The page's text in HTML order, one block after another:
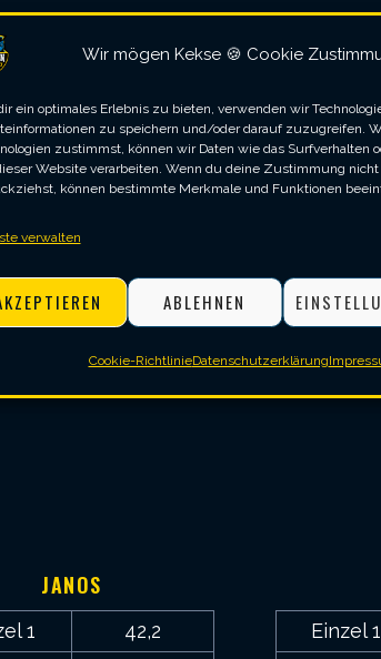
Wir mögen Kekse 🍪 Cookie
ein optimales Erlebnis zu bieten, verwenden wir
zu speichern und/oder darauf zuzugreifen.
zustimmst, können wir Daten wie das Surfverhalten
Website verarbeiten. Wenn du deine Zustimmung nicht
können bestimmte Merkmale und Funktionen
verwalten
ABLEHNEN
Cookie-RichtlinieDatenschutzerklärung
Averages SV
5
JANOS
1
42,2
Einzel 1